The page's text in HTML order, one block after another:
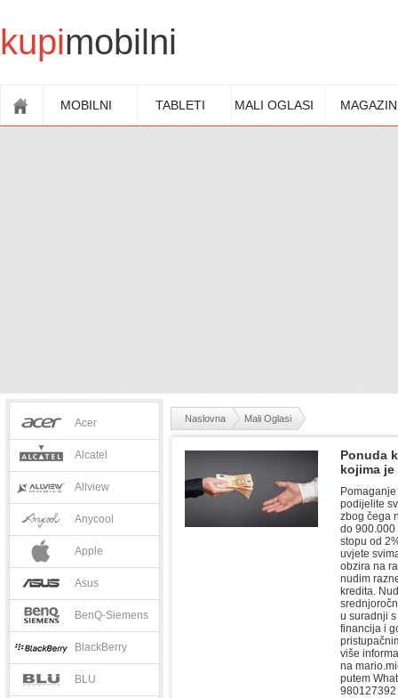
kupimobilni
MOBILNI TABLETI MALI OGLASI MAGAZIN
Acer
Alcatel
Allview
Anycool
Apple
Asus
BenQ-Siemens
BlackBerry
BLU
Naslovna Mali Oglasi
Ponuda
kojima
podijelite
zbog čega
do 900.000
stopu od
uvjete
obzira na
nudim
kredita.
u suradnji
financija i
više
na
putem
980127392